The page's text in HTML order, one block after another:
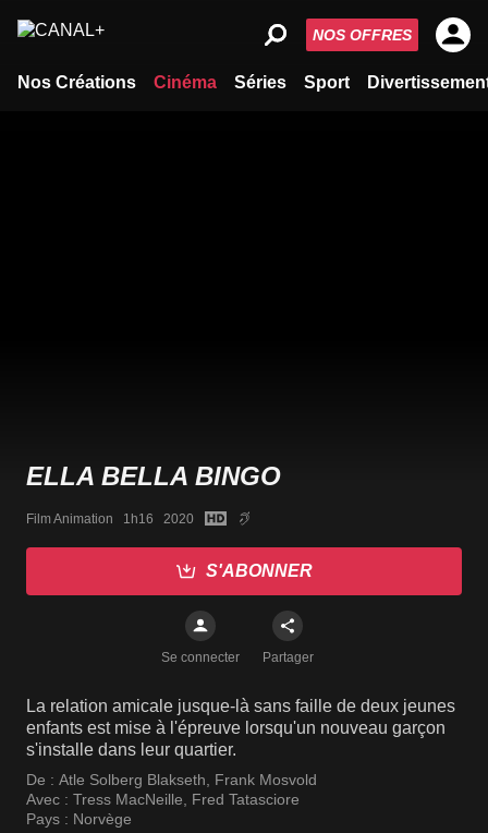
Nos Créations Cinéma Séries Sport
NOS OFFRES
ELLA BELLA BINGO
Film Animation   1h16   2020
S'ABONNER
Se connecter Partager
La relation amicale jusque-là sans faille de deux jeunes
enfants est mise à l'épreuve lorsqu'un nouveau garçon
s'installe dans leur quartier.
De : Atle Solberg Blakseth
Frank Mosvold
Avec : Tress MacNeille
Fred Tatasciore
Pays : Norvège